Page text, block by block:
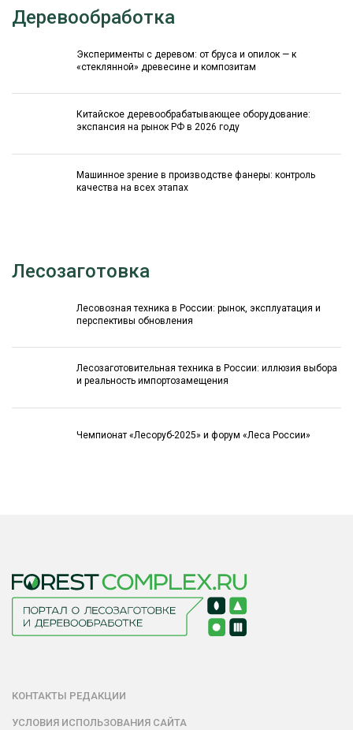
Деревообработка
Эксперименты с деревом: от бруса и опилок — к
«стеклянной» древесине и композитам
Китайское деревообрабатывающее оборудование:
экспансия на рынок РФ в 2026 году
Машинное зрение в производстве фанеры: контроль
качества на всех этапах
Лесозаготовка
Лесовозная техника в России: рынок, эксплуатация и
перспективы обновления
Лесозаготовительная техника в России: иллюзия выбора
и реальность импортозамещения
Чемпионат «Лесоруб-2025» и форум «Леса России»
КОНТАКТЫ РЕДАКЦИИ
УСЛОВИЯ ИСПОЛЬЗОВАНИЯ САЙТА